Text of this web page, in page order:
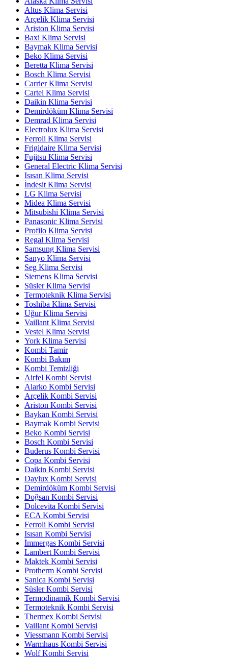
Altus Klima Servisi
Arçelik Klima Servisi
Ariston Klima Servisi
Baxi Klima Servisi
Baymak Klima Servisi
Beko Klima Servisi
Beretta Klima Servisi
Bosch Klima Servisi
Carrier Klima Servisi
Cartel Klima Servisi
Daikin Klima Servisi
Demirdöküm Klima Servisi
Demrad Klima Servisi
Electrolux Klima Servisi
Ferroli Klima Servisi
Frigidaire Klima Servisi
Fujitsu Klima Servisi
General Electric Klima Servisi
Isısan Klima Servisi
İndesit Klima Servisi
LG Klima Servisi
Midea Klima Servisi
Mitsubishi Klima Servisi
Panasonic Klima Servisi
Profilo Klima Servisi
Regal Klima Servisi
Samsung Klima Servisi
Sanyo Klima Servisi
Seg Klima Servisi
Siemens Klima Servisi
Süsler Klima Servisi
Termoteknik Klima Servisi
Toshiba Klima Servisi
Uğur Klima Servisi
Vaillant Klima Servisi
Vestel Klima Servisi
York Klima Servisi
Kombi Tamir
Kombi Bakım
Kombi Temizliği
Airfel Kombi Servisi
Alarko Kombi Servisi
Arçelik Kombi Servisi
Ariston Kombi Servisi
Baykan Kombi Servisi
Baymak Kombi Servisi
Beko Kombi Servisi
Bosch Kombi Servisi
Buderus Kombi Servisi
Copa Kombi Servisi
Daikin Kombi Servisi
Daylux Kombi Servisi
Demirdöküm Kombi Servisi
Doğsan Kombi Servisi
Dolcevita Kombi Servisi
ECA Kombi Servisi
Ferroli Kombi Servisi
Isısan Kombi Servisi
İmmergas Kombi Servisi
Lambert Kombi Servisi
Maktek Kombi Servisi
Protherm Kombi Servisi
Sanica Kombi Servisi
Süsler Kombi Servisi
Termodinamik Kombi Servisi
Termoteknik Kombi Servisi
Thermex Kombi Servisi
Vaillant Kombi Servisi
Viessmann Kombi Servisi
Warmhaus Kombi Servisi
Wolf Kombi Servisi